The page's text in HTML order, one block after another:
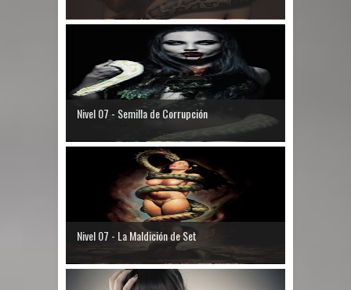
Nivel 07 - Semilla de Corrupción
Nivel 07 - La Maldición de Set